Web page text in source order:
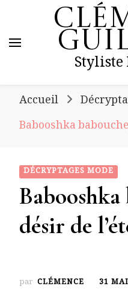
Styliste
Accueil
Babooshka
DÉCRYPTAGES MODE
désir de
par CLÉMENCE 31